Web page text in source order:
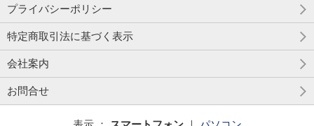
プライバシーポリシー
特定商取引法に基づく表示
会社案内
お問合せ